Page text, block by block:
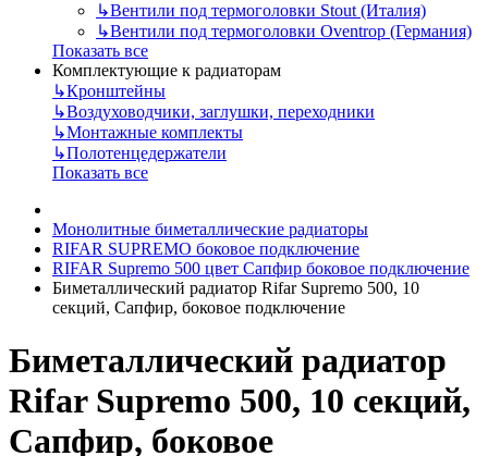
↳Вентили под термоголовки Stout (Италия)
↳Вентили под термоголовки Oventrop (Германия)
Показать все
Комплектующие к радиаторам
↳Кронштейны
↳Воздуховодчики, заглушки, переходники
↳Монтажные комплекты
↳Полотенцедержатели
Показать все
Монолитные биметаллические радиаторы
RIFAR SUPREMO боковое подключение
RIFAR Supremo 500 цвет Сапфир боковое подключение
Биметаллический радиатор Rifar Supremo 500, 10
секций, Сапфир, боковое подключение
Биметаллический радиатор
Rifar Supremo 500, 10 секций,
Сапфир, боковое